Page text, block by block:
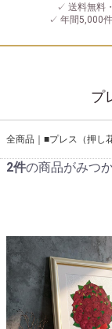
✓ 送料無料
✓ 年間5,000
プ
全商品 ■プレス（押し
2件の商品がみつ